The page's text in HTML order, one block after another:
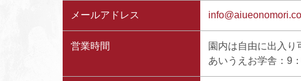
メールアドレス
営業時間
園内は自由に出入り
あいうえお学舎：9